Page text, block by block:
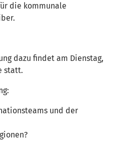
die kommunale
dazu findet am Dienstag,
statt.
und der